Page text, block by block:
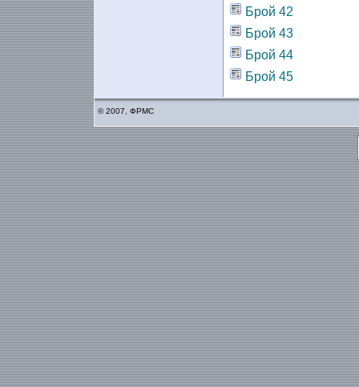
Брой 42
Брой 43
Брой 44
Брой 45
© 2007, ФРМС